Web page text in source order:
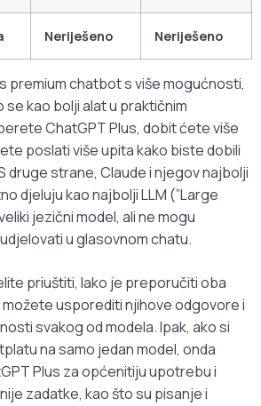
Neriješeno Neriješeno
premium chatbot s više mogućnosti,
kao bolji alat u praktičnim
ChatGPT Plus, dobit ćete više
poslati više upita kako biste dobili
druge strane, Claude i njegov najbolji
djeluju kao najbolji LLM (”Large
jezični model, ali ne mogu
u glasovnom chatu.
priuštiti, lako je preporučiti oba
možete usporediti njihove odgovore i
svakog od modela. Ipak, ako si
na samo jedan model, onda
Plus za općenitiju upotrebu i
zadatke, kao što su pisanje i